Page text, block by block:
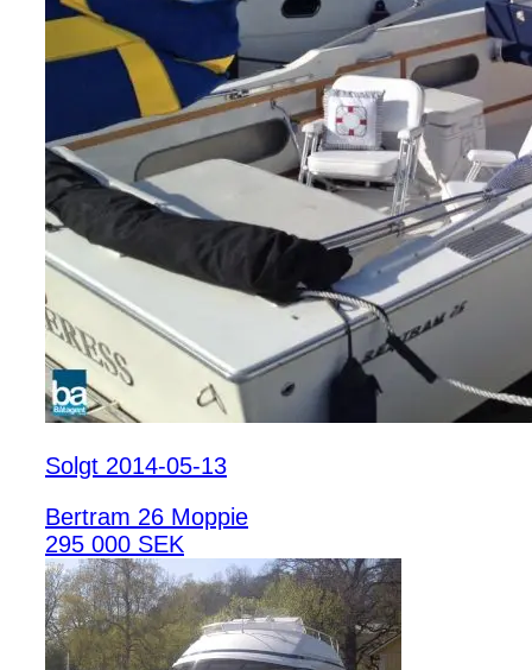
Solgt 2014-05-13
Bertram 26 Moppie
295 000 SEK